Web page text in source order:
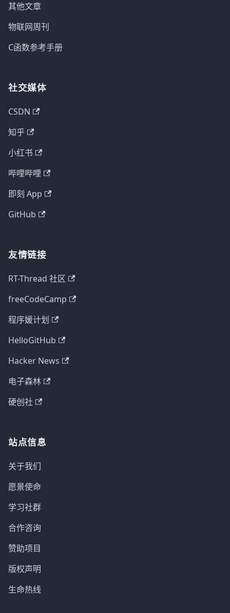
其他文章
物联网周刊
C函数参考手册
社交媒体
CSDN
知乎
小红书
哔哩哔哩
即刻 App
GitHub
友情链接
RT-Thread 社区
freeCodeCamp
程序媛计划
HelloGitHub
Hacker News
电子森林
硬创社
站点信息
关于我们
愿景使命
学习社群
合作咨询
赞助项目
版权声明
生命热线